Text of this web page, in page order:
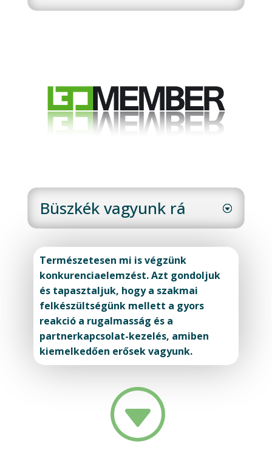
Büszkék vagyunk rá
Természetesen mi is végzünk
konkurenciaelemzést. Azt gondoljuk
és tapasztaljuk, hogy a szakmai
felkészültségünk mellett a gyors
reakció a rugalmasság és a
partnerkapcsolat-kezelés, amiben
kiemelkedően erősek vagyunk.
G